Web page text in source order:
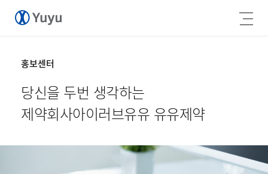
홍보센터
당신을 두번 생각하는
제약회사아이러브유유 유유제약